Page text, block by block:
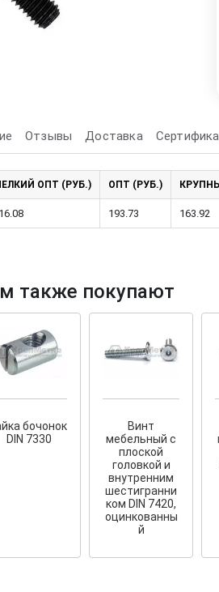
R
Крепление террас и
и фасадов.
Отзывы Доставка
ОПТ (РУБ.) ОПТ (РУБ.)
193.73 163.92
также покупают
бочонок
DIN 7330
Винт
мебельный с
плоской
головкой и
внутренним
шестигранни
ком DIN 7420,
оцинкованны
й